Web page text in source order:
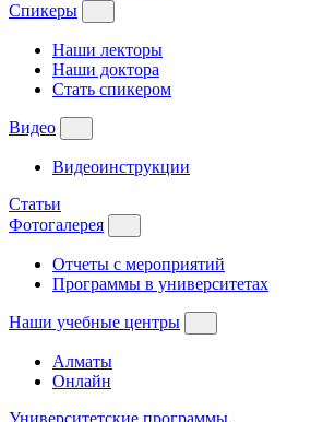
Спикеры
Наши лекторы
Наши доктора
Стать спикером
Видео
Видеоинструкции
Статьи
Фотогалерея
Отчеты с мероприятий
Программы в университетах
Наши учебные центры
Алматы
Онлайн
Университетские программы